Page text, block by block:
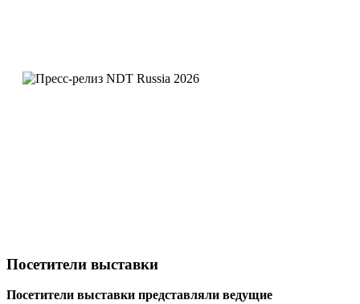
Посетители выставки
Посетители выставки представляли ведущие